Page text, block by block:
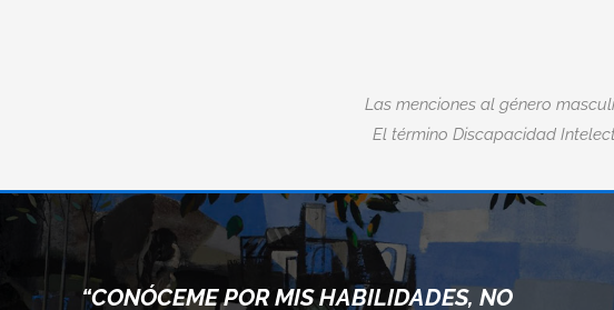
Las menciones al género
El término Discapacidad
“CONÓCEME POR MIS HABILIDADES, NO